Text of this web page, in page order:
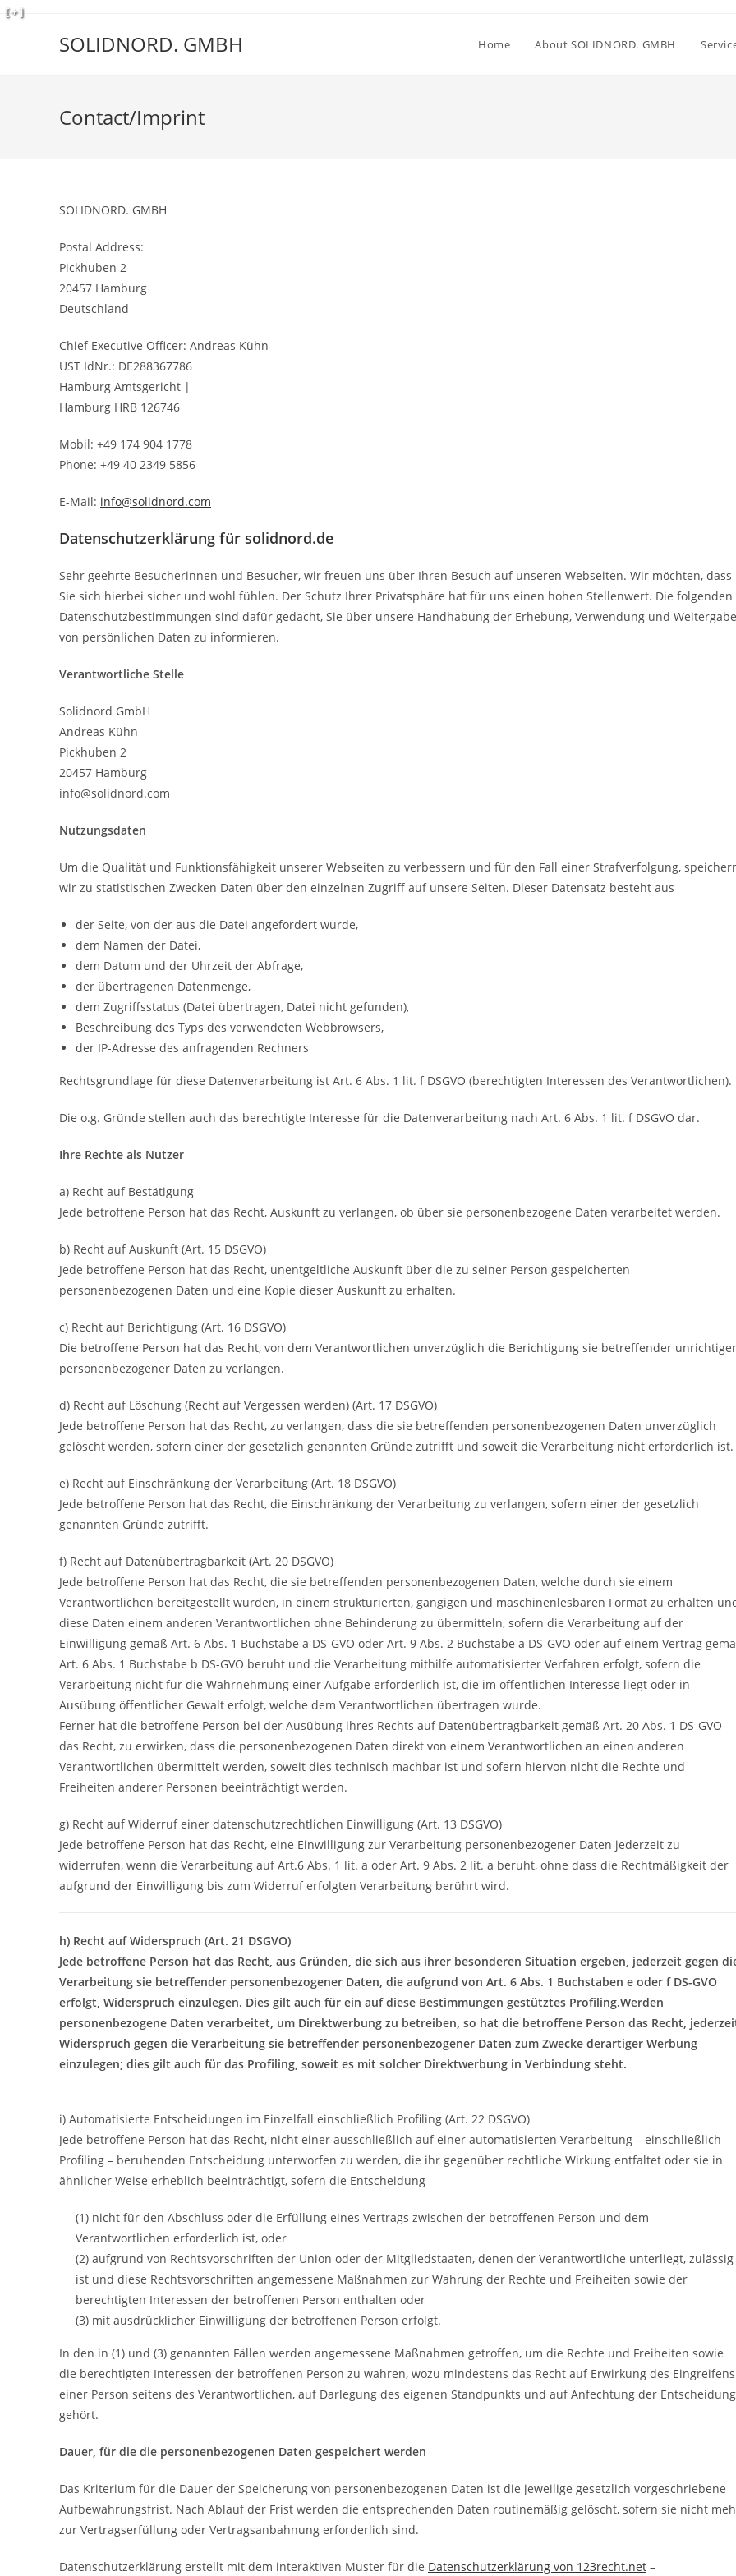
Zum
SOLIDNORD. GMBH Home About SOLIDNORD. GMBH
Contact/Imprint
SOLIDNORD. GMBH
Postal Address:
Pickhuben 2
20457 Hamburg
Deutschland
Chief Executive Officer: Andreas Kühn
UST IdNr.: DE288367786
Hamburg Amtsgericht |
Hamburg HRB 126746
Mobil: +49 174 904 1778
Phone: +49 40 2349 5856
E-Mail: info@solidnord.com
Datenschutzerklärung für solidnord.de
Sehr geehrte Besucherinnen und Besucher, wir freuen uns über Ihren Besuch auf unseren Webseiten. Wir möchten, dass
Sie sich hierbei sicher und wohl fühlen. Der Schutz Ihrer Privatsphäre hat für uns einen hohen Stellenwert. Die folgenden
Datenschutzbestimmungen sind dafür gedacht, Sie über unsere Handhabung der Erhebung, Verwendung und Weitergabe
von persönlichen Daten zu informieren.
Verantwortliche Stelle
Solidnord GmbH
Andreas Kühn
Pickhuben 2
20457 Hamburg
info@solidnord.com
Nutzungsdaten
Um die Qualität und Funktionsfähigkeit unserer Webseiten zu verbessern und für den Fall einer Strafverfolgung,
wir zu statistischen Zwecken Daten über den einzelnen Zugriff auf unsere Seiten. Dieser Datensatz besteht aus
der Seite, von der aus die Datei angefordert wurde,
dem Namen der Datei,
dem Datum und der Uhrzeit der Abfrage,
der übertragenen Datenmenge,
dem Zugriffsstatus (Datei übertragen, Datei nicht gefunden),
Beschreibung des Typs des verwendeten Webbrowsers,
der IP-Adresse des anfragenden Rechners
Rechtsgrundlage für diese Datenverarbeitung ist Art. 6 Abs. 1 lit. f DSGVO (berechtigten Interessen des Verantwortlichen).
Die o.g. Gründe stellen auch das berechtigte Interesse für die Datenverarbeitung nach Art. 6 Abs. 1 lit. f DSGVO dar.
Ihre Rechte als Nutzer
a) Recht auf Bestätigung
Jede betroffene Person hat das Recht, Auskunft zu verlangen, ob über sie personenbezogene Daten verarbeitet werden.
b) Recht auf Auskunft (Art. 15 DSGVO)
Jede betroffene Person hat das Recht, unentgeltliche Auskunft über die zu seiner Person gespeicherten
personenbezogenen Daten und eine Kopie dieser Auskunft zu erhalten.
c) Recht auf Berichtigung (Art. 16 DSGVO)
Die betroffene Person hat das Recht, von dem Verantwortlichen unverzüglich die Berichtigung sie betreffender unrichtiger
personenbezogener Daten zu verlangen.
d) Recht auf Löschung (Recht auf Vergessen werden) (Art. 17 DSGVO)
Jede betroffene Person hat das Recht, zu verlangen, dass die sie betreffenden personenbezogenen Daten unverzüglich
gelöscht werden, sofern einer der gesetzlich genannten Gründe zutrifft und soweit die Verarbeitung nicht erforderlich ist.
e) Recht auf Einschränkung der Verarbeitung (Art. 18 DSGVO)
Jede betroffene Person hat das Recht, die Einschränkung der Verarbeitung zu verlangen, sofern einer der gesetzlich
genannten Gründe zutrifft.
f) Recht auf Datenübertragbarkeit (Art. 20 DSGVO)
Jede betroffene Person hat das Recht, die sie betreffenden personenbezogenen Daten, welche durch sie einem
Verantwortlichen bereitgestellt wurden, in einem strukturierten, gängigen und maschinenlesbaren Format zu erhalten
diese Daten einem anderen Verantwortlichen ohne Behinderung zu übermitteln, sofern die Verarbeitung auf der
Einwilligung gemäß Art. 6 Abs. 1 Buchstabe a DS-GVO oder Art. 9 Abs. 2 Buchstabe a DS-GVO oder auf einem Vertrag
Art. 6 Abs. 1 Buchstabe b DS-GVO beruht und die Verarbeitung mithilfe automatisierter Verfahren erfolgt, sofern die
Verarbeitung nicht für die Wahrnehmung einer Aufgabe erforderlich ist, die im öffentlichen Interesse liegt oder in
Ausübung öffentlicher Gewalt erfolgt, welche dem Verantwortlichen übertragen wurde.
Ferner hat die betroffene Person bei der Ausübung ihres Rechts auf Datenübertragbarkeit gemäß Art. 20 Abs. 1 DS-GVO
das Recht, zu erwirken, dass die personenbezogenen Daten direkt von einem Verantwortlichen an einen anderen
Verantwortlichen übermittelt werden, soweit dies technisch machbar ist und sofern hiervon nicht die Rechte und
Freiheiten anderer Personen beeinträchtigt werden.
g) Recht auf Widerruf einer datenschutzrechtlichen Einwilligung (Art. 13 DSGVO)
Jede betroffene Person hat das Recht, eine Einwilligung zur Verarbeitung personenbezogener Daten jederzeit zu
widerrufen, wenn die Verarbeitung auf Art.6 Abs. 1 lit. a oder Art. 9 Abs. 2 lit. a beruht, ohne dass die Rechtmäßigkeit der
aufgrund der Einwilligung bis zum Widerruf erfolgten Verarbeitung berührt wird.
h) Recht auf Widerspruch (Art. 21 DSGVO)
Jede betroffene Person hat das Recht, aus Gründen, die sich aus ihrer besonderen Situation ergeben, jederzeit gegen
Verarbeitung sie betreffender personenbezogener Daten, die aufgrund von Art. 6 Abs. 1 Buchstaben e oder f DS-GVO
erfolgt, Widerspruch einzulegen. Dies gilt auch für ein auf diese Bestimmungen gestütztes Profiling.Werden
personenbezogene Daten verarbeitet, um Direktwerbung zu betreiben, so hat die betroffene Person das Recht,
Widerspruch gegen die Verarbeitung sie betreffender personenbezogener Daten zum Zwecke derartiger Werbung
einzulegen; dies gilt auch für das Profiling, soweit es mit solcher Direktwerbung in Verbindung steht.
i) Automatisierte Entscheidungen im Einzelfall einschließlich Profiling (Art. 22 DSGVO)
Jede betroffene Person hat das Recht, nicht einer ausschließlich auf einer automatisierten Verarbeitung – einschließlich
Profiling – beruhenden Entscheidung unterworfen zu werden, die ihr gegenüber rechtliche Wirkung entfaltet oder sie in
ähnlicher Weise erheblich beeinträchtigt, sofern die Entscheidung
(1) nicht für den Abschluss oder die Erfüllung eines Vertrags zwischen der betroffenen Person und dem
Verantwortlichen erforderlich ist, oder
(2) aufgrund von Rechtsvorschriften der Union oder der Mitgliedstaaten, denen der Verantwortliche unterliegt, zulässig
ist und diese Rechtsvorschriften angemessene Maßnahmen zur Wahrung der Rechte und Freiheiten sowie der
berechtigten Interessen der betroffenen Person enthalten oder
(3) mit ausdrücklicher Einwilligung der betroffenen Person erfolgt.
In den in (1) und (3) genannten Fällen werden angemessene Maßnahmen getroffen, um die Rechte und Freiheiten sowie
die berechtigten Interessen der betroffenen Person zu wahren, wozu mindestens das Recht auf Erwirkung des Eingreifens
einer Person seitens des Verantwortlichen, auf Darlegung des eigenen Standpunkts und auf Anfechtung der Entscheidung
gehört.
Dauer, für die die personenbezogenen Daten gespeichert werden
Das Kriterium für die Dauer der Speicherung von personenbezogenen Daten ist die jeweilige gesetzlich vorgeschriebene
Aufbewahrungsfrist. Nach Ablauf der Frist werden die entsprechenden Daten routinemäßig gelöscht, sofern sie nicht
zur Vertragserfüllung oder Vertragsanbahnung erforderlich sind.
Datenschutzerklärung erstellt mit dem interaktiven Muster für die Datenschutzerklärung von 123recht.net –
[ + ]